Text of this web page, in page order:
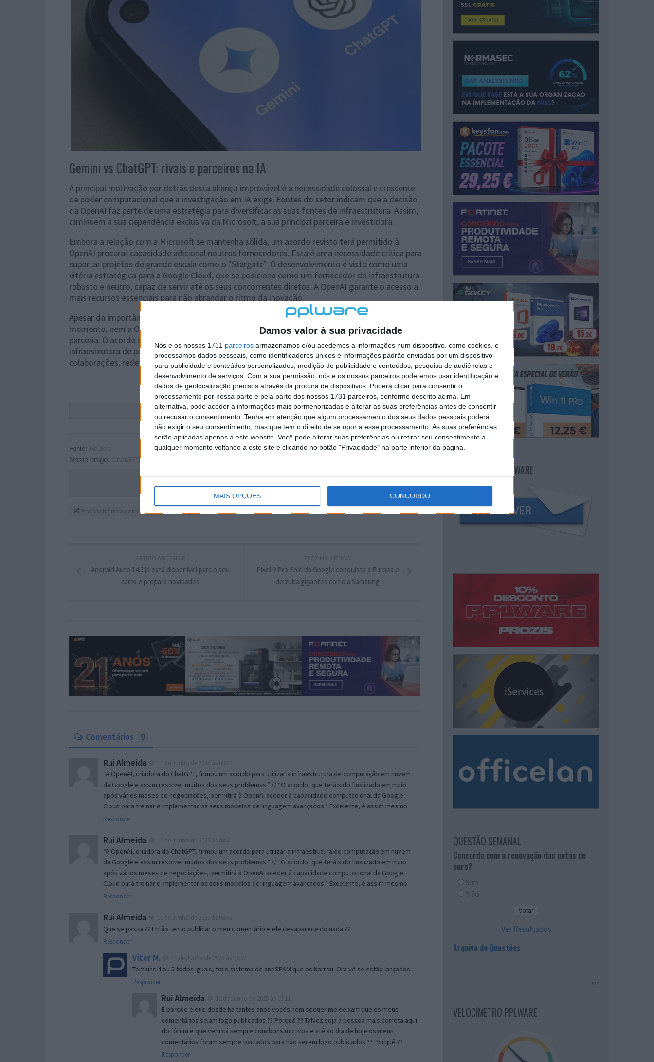
Damos valor à sua privacidade
Nós e os nossos 1731 parceiros armazenamos e/ou acedemos a informações num dispositivo, como cookies, e
processamos dados pessoais, como identificadores únicos e informações padrão enviadas por um dispositivo
para publicidade e conteúdos personalizados, medição de publicidade e conteúdos, pesquisa de audiências e
desenvolvimento de serviços. Com a sua permissão, nós e os nossos parceiros poderemos usar identificação e
dados de geolocalização precisos através da procura de dispositivos. Poderá clicar para consentir o
processamento por nossa parte e pela parte dos nossos 1731 parceiros, conforme descrito acima. Em
alternativa, pode aceder a informações mais pormenorizadas e alterar as suas preferências antes de consentir
ou recusar o consentimento. Tenha em atenção que algum processamento dos seus dados pessoais poderá
não exigir o seu consentimento, mas que tem o direito de se opor a esse processamento. As suas preferências
serão aplicadas apenas a este website. Você pode alterar suas preferências ou retirar seu consentimento a
qualquer momento voltando a este site e clicando no botão "Privacidade" na parte inferior da página.
MAIS OPÇÕES CONCORDO
Gemini vs ChatGPT: rivais e parceiros na IA
A principal motivação por detrás desta aliança improvável é a necessidade colossal e crescente
de poder computacional que a investigação em IA exige. Fontes do setor indicam que a decisão
da OpenAI faz parte de uma estratégia para diversificar as suas fontes de infraestrutura. Assim,
diminuem a sua dependência exclusiva da Microsoft, a sua principal parceira e investidora.
Embora a relação com a Microsoft se mantenha sólida, um acordo revisto terá permitido à
OpenAI procurar capacidade adicional noutros fornecedores. Esta é uma necessidade crítica para
suportar projetos de grande escala como o "Stargate". O desenvolvimento é visto como uma
vitória estratégica para a Google Cloud, que se posiciona como um fornecedor de infraestrutura
robusto e neutro, capaz de servir até os seus concorrentes diretos. A OpenAI garante o acesso a
mais recursos essenciais para não abrandar o ritmo da inovação.
Apesar da importância do acordo, as empresas envolvidas mantêm-se em silêncio. Até ao
momento, nem a OpenAI, nem a Google, nem a Microsoft emitiram comentários oficiais sobre a
parceria. O acordo sublinha uma nova realidade no mundo da tecnologia. A procura por
infraestrutura de ponta é tão avassaladora que pode forçar até os mais ferozes adversários a
colaborações, redefinindo o que significa ser um competidor na era da IA.
Este artigo tem mais de um ano
Fonte:
Neste artigo: ChatGPT
Proponha uma correção, faça uma sugestão
Pixel 9 Pro Fold da Google conquista a Europa e
derruba gigantes como a Samsung
Android Auto 14.5 já está disponível para o seu
carro e prepara novidades
Comentários 9
Rui Almeida
“A OpenAI, criadora do ChatGPT, firmou um acordo para utilizar a infraestrutura de computação em nuvem
da Google e assim resolver muitos dos seus problemas.” // “O acordo, que terá sido finalizado em maio
após vários meses de negociações, permitirá à OpenAI aceder à capacidade computacional da Google
Cloud para treinar e implementar os seus modelos de linguagem avançados.” Excelente, é assim mesmo.
Responder
Rui Almeida
“A OpenAI, criadora do ChatGPT, firmou um acordo para utilizar a infraestrutura de computação em nuvem
da Google e assim resolver muitos dos seus problemas.” // “O acordo, que terá sido finalizado em maio
após vários meses de negociações, permitirá à OpenAI aceder à capacidade computacional da Google
Cloud para treinar e implementar os seus modelos de linguagem avançados.” Excelente, é assim mesmo.
Responder
Rui Almeida
Que se passa ?? Então tento publicar o meu comentário e ele desaparece do nada ??
Responder
Vítor M.
Tem uns 4 ou 5 todos iguais, foi o sistema de antiSPAM que os barrou. Ora vê se estão lançados.
Responder
Rui Almeida
E porque é que desde há tantos anos vocês nem sequer me deixam que os meus
comentários sejam logo publicados ?? Porquê ?? Talvez seja a pessoa mais correta aqui
do fórum e que vem cá sempre com bons motivos e até ao dia de hoje os meus
comentários foram sempre barrados para não serem logo publicados ?? Porquê ??
Responder
NEWSLETTER PPLWARE
QUESTÃO SEMANAL
Concorda com a renovação das notas de
euro?
Sim
Não
Ver Resultados
Arquivo de Questões
PUB
VELOCÍMETRO PPLWARE